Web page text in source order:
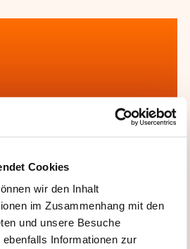
Cookies
wir den Inhalt
im Zusammenhang mit den
und unsere Besuche
Informationen zur
academie.lu